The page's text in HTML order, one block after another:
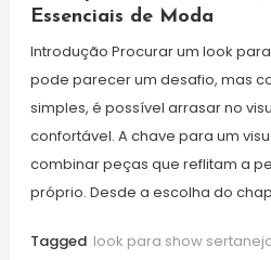
Essenciais de Moda
Introdução Procurar um look
pode parecer um desafio, mas
simples, é possível arrasar no
confortável. A chave para um
combinar peças que reflitam a
próprio. Desde a escolha do
Tagged look para show